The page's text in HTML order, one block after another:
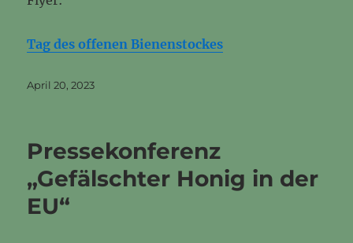
Tag des offenen Bienenstockes
Veröffentlicht
April 20, 2023
Pressekonferenz
„Gefälschter Honig in der
EU“